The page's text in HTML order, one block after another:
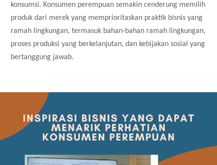
konsumsi. Konsumen perempuan semakin cenderung memilih
produk dari merek yang memprioritaskan praktik bisnis yang
ramah lingkungan, termasuk bahan-bahan ramah lingkungan,
proses produksi yang berkelanjutan, dan kebijakan sosial yang
bertanggung jawab.